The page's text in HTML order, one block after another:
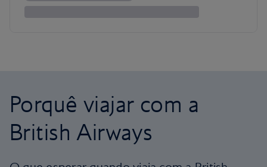
Porquê viajar com a
British Airways